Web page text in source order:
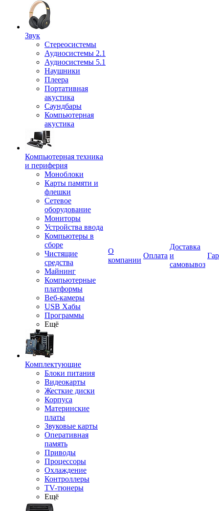
Звук
Стереосистемы
Аудиосистемы 2.1
Аудиосистемы 5.1
Наушники
Плеера
Портативная
акустика
Саундбары
Компьютерная
акустика
Компьютерная техника
и периферия
Моноблоки
Карты памяти и
флешки
Сетевое
оборудование
Мониторы
Устройства ввода
Компьютеры в
сборе
Чистящие
средства
Майнинг
Компьютерные
платформы
Веб-камеры
USB Хабы
Программы
Ещё
Комплектующие
Блоки питания
Видеокарты
Жесткие диски
Корпуса
Материнские
платы
Звуковые карты
Оперативная
память
Приводы
Процессоры
Охлаждение
Контроллеры
TV-тюнеры
Ещё
О
компании
Оплата
Доставка
и
самовывоз